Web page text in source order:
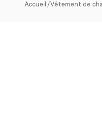
Accueil Vêtement de